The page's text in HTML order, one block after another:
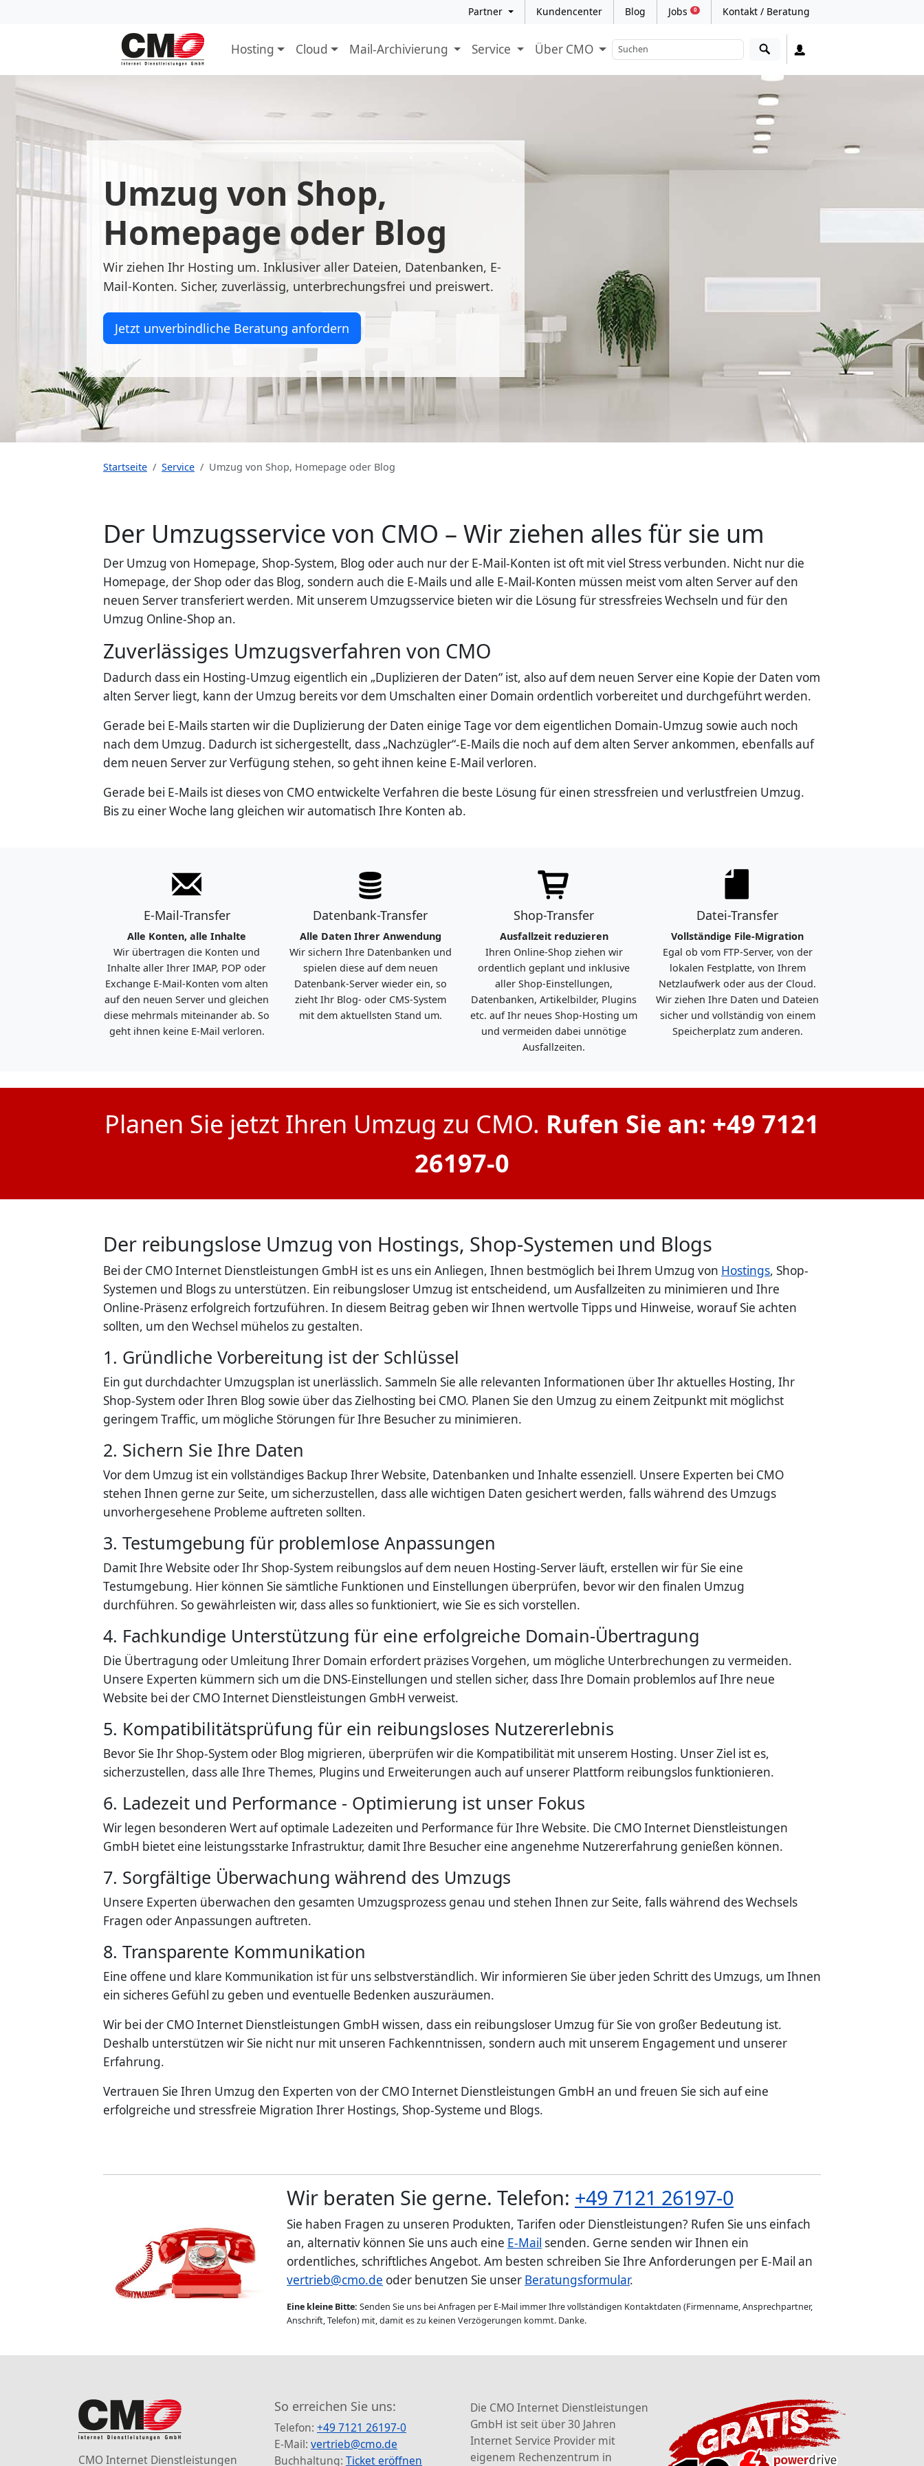
Partner Kundencenter Blog Jobs 0 Kontakt / Beratung
Hosting Cloud Mail-Archivierung Service Über CMO
Umzug von Shop,
Homepage oder Blog
Wir ziehen Ihr Hosting um. Inklusiver aller Dateien, Datenbanken, E-
Mail-Konten. Sicher, zuverlässig, unterbrechungsfrei und preiswert.
Jetzt unverbindliche Beratung anfordern
Startseite Service Umzug von Shop, Homepage oder Blog
Der Umzugsservice von CMO – Wir ziehen alles für sie um
Der Umzug von Homepage, Shop-System, Blog oder auch nur der E-Mail-Konten ist oft mit viel Stress verbunden. Nicht nur die
Homepage, der Shop oder das Blog, sondern auch die E-Mails und alle E-Mail-Konten müssen meist vom alten Server auf den
neuen Server transferiert werden. Mit unserem Umzugsservice bieten wir die Lösung für stressfreies Wechseln und für den
Umzug Online-Shop an.
Zuverlässiges Umzugsverfahren von CMO
Dadurch dass ein Hosting-Umzug eigentlich ein „Duplizieren der Daten“ ist, also auf dem neuen Server eine Kopie der Daten vom
alten Server liegt, kann der Umzug bereits vor dem Umschalten einer Domain ordentlich vorbereitet und durchgeführt werden.
Gerade bei E-Mails starten wir die Duplizierung der Daten einige Tage vor dem eigentlichen Domain-Umzug sowie auch noch
nach dem Umzug. Dadurch ist sichergestellt, dass „Nachzügler“-E-Mails die noch auf dem alten Server ankommen, ebenfalls auf
dem neuen Server zur Verfügung stehen, so geht ihnen keine E-Mail verloren.
Gerade bei E-Mails ist dieses von CMO entwickelte Verfahren die beste Lösung für einen stressfreien und verlustfreien Umzug.
Bis zu einer Woche lang gleichen wir automatisch Ihre Konten ab.
E-Mail-Transfer
Alle Konten, alle Inhalte
Wir übertragen die Konten und
Inhalte aller Ihrer IMAP, POP oder
Exchange E-Mail-Konten vom alten
auf den neuen Server und gleichen
diese mehrmals miteinander ab. So
geht ihnen keine E-Mail verloren.
Datenbank-Transfer
Alle Daten Ihrer Anwendung
Wir sichern Ihre Datenbanken und
spielen diese auf dem neuen
Datenbank-Server wieder ein, so
zieht Ihr Blog- oder CMS-System
mit dem aktuellsten Stand um.
Shop-Transfer
Ausfallzeit reduzieren
Ihren Online-Shop ziehen wir
ordentlich geplant und inklusive
aller Shop-Einstellungen,
Datenbanken, Artikelbilder, Plugins
etc. auf Ihr neues Shop-Hosting um
und vermeiden dabei unnötige
Ausfallzeiten.
Datei-Transfer
Vollständige File-Migration
Egal ob vom FTP-Server, von der
lokalen Festplatte, von Ihrem
Netzlaufwerk oder aus der Cloud.
Wir ziehen Ihre Daten und Dateien
sicher und vollständig von einem
Speicherplatz zum anderen.
Planen Sie jetzt Ihren Umzug zu CMO. Rufen Sie an: +49 7121
26197-0
Der reibungslose Umzug von Hostings, Shop-Systemen und Blogs
Bei der CMO Internet Dienstleistungen GmbH ist es uns ein Anliegen, Ihnen bestmöglich bei Ihrem Umzug von Hostings, Shop-
Systemen und Blogs zu unterstützen. Ein reibungsloser Umzug ist entscheidend, um Ausfallzeiten zu minimieren und Ihre
Online-Präsenz erfolgreich fortzuführen. In diesem Beitrag geben wir Ihnen wertvolle Tipps und Hinweise, worauf Sie achten
sollten, um den Wechsel mühelos zu gestalten.
1. Gründliche Vorbereitung ist der Schlüssel
Ein gut durchdachter Umzugsplan ist unerlässlich. Sammeln Sie alle relevanten Informationen über Ihr aktuelles Hosting, Ihr
Shop-System oder Ihren Blog sowie über das Zielhosting bei CMO. Planen Sie den Umzug zu einem Zeitpunkt mit möglichst
geringem Traffic, um mögliche Störungen für Ihre Besucher zu minimieren.
2. Sichern Sie Ihre Daten
Vor dem Umzug ist ein vollständiges Backup Ihrer Website, Datenbanken und Inhalte essenziell. Unsere Experten bei CMO
stehen Ihnen gerne zur Seite, um sicherzustellen, dass alle wichtigen Daten gesichert werden, falls während des Umzugs
unvorhergesehene Probleme auftreten sollten.
3. Testumgebung für problemlose Anpassungen
Damit Ihre Website oder Ihr Shop-System reibungslos auf dem neuen Hosting-Server läuft, erstellen wir für Sie eine
Testumgebung. Hier können Sie sämtliche Funktionen und Einstellungen überprüfen, bevor wir den finalen Umzug
durchführen. So gewährleisten wir, dass alles so funktioniert, wie Sie es sich vorstellen.
4. Fachkundige Unterstützung für eine erfolgreiche Domain-Übertragung
Die Übertragung oder Umleitung Ihrer Domain erfordert präzises Vorgehen, um mögliche Unterbrechungen zu vermeiden.
Unsere Experten kümmern sich um die DNS-Einstellungen und stellen sicher, dass Ihre Domain problemlos auf Ihre neue
Website bei der CMO Internet Dienstleistungen GmbH verweist.
5. Kompatibilitätsprüfung für ein reibungsloses Nutzererlebnis
Bevor Sie Ihr Shop-System oder Blog migrieren, überprüfen wir die Kompatibilität mit unserem Hosting. Unser Ziel ist es,
sicherzustellen, dass alle Ihre Themes, Plugins und Erweiterungen auch auf unserer Plattform reibungslos funktionieren.
6. Ladezeit und Performance - Optimierung ist unser Fokus
Wir legen besonderen Wert auf optimale Ladezeiten und Performance für Ihre Website. Die CMO Internet Dienstleistungen
GmbH bietet eine leistungsstarke Infrastruktur, damit Ihre Besucher eine angenehme Nutzererfahrung genießen können.
7. Sorgfältige Überwachung während des Umzugs
Unsere Experten überwachen den gesamten Umzugsprozess genau und stehen Ihnen zur Seite, falls während des Wechsels
Fragen oder Anpassungen auftreten.
8. Transparente Kommunikation
Eine offene und klare Kommunikation ist für uns selbstverständlich. Wir informieren Sie über jeden Schritt des Umzugs, um Ihnen
ein sicheres Gefühl zu geben und eventuelle Bedenken auszuräumen.
Wir bei der CMO Internet Dienstleistungen GmbH wissen, dass ein reibungsloser Umzug für Sie von großer Bedeutung ist.
Deshalb unterstützen wir Sie nicht nur mit unseren Fachkenntnissen, sondern auch mit unserem Engagement und unserer
Erfahrung.
Vertrauen Sie Ihren Umzug den Experten von der CMO Internet Dienstleistungen GmbH an und freuen Sie sich auf eine
erfolgreiche und stressfreie Migration Ihrer Hostings, Shop-Systeme und Blogs.
Wir beraten Sie gerne. Telefon: +49 7121 26197-0
Sie haben Fragen zu unseren Produkten, Tarifen oder Dienstleistungen? Rufen Sie uns einfach
an, alternativ können Sie uns auch eine E-Mail senden. Gerne senden wir Ihnen ein
ordentliches, schriftliches Angebot. Am besten schreiben Sie Ihre Anforderungen per E-Mail an
vertrieb@cmo.de oder benutzen Sie unser Beratungsformular.
Eine kleine Bitte: Senden Sie uns bei Anfragen per E-Mail immer Ihre vollständigen Kontaktdaten (Firmenname, Ansprechpartner,
Anschrift, Telefon) mit, damit es zu keinen Verzögerungen kommt. Danke.
CMO Internet Dienstleistungen
So erreichen Sie uns:
Telefon: +49 7121 26197-0
E-Mail: vertrieb@cmo.de
Buchhaltung: Ticket eröffnen
Die CMO Internet Dienstleistungen
GmbH ist seit über 30 Jahren
Internet Service Provider mit
eigenem Rechenzentrum in